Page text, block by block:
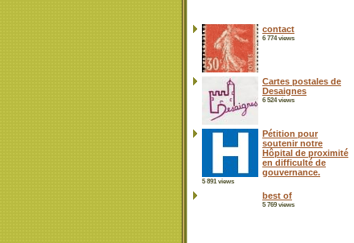
contact
6 774 views
Cartes postales de
Desaignes
6 524 views
Pétition pour
soutenir notre
Hôpital de proximité
en difficulté de
gouvernance.
5 891 views
best of
5 769 views